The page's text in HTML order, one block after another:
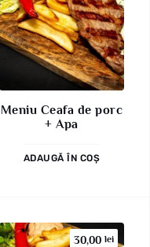
Meniu Ceafa de porc
+ Apa
ADAUGĂ ÎN COȘ
30,00lei